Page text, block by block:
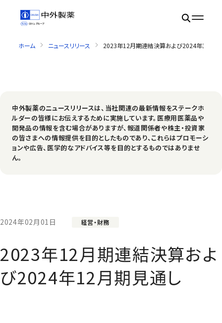
ホーム ニュースリリース 2023年12月期連結決算および2024年12月期
中外製薬のニュースリリースは、当社関連の最新情報をステークホ
ルダーの皆様にお伝えするために実施しています。医療用医薬品や
開発品の情報を含む場合がありますが、報道関係者や株主・投資家
の皆さまへの情報提供を目的としたものであり、これらはプロモーシ
ョンや広告、医学的なアドバイス等を目的とするものではありませ
ん。
2024年02月01日 経営・財務
2023年12月期連結決算およ
び2024年12月期見通し